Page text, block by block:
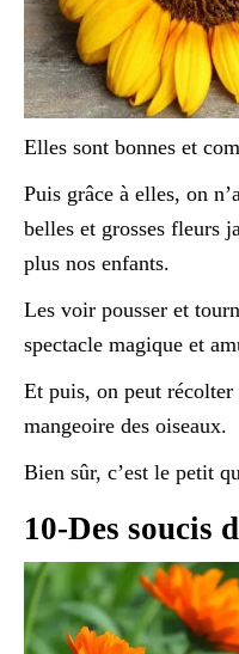
Elles sont bonnes et
Puis grâce à elles, on
belles et grosses fleurs
plus nos enfants.
Les voir pousser et
spectacle magique et
Et puis, on peut
mangeoire des oiseaux.
Bien sûr, c’est le petit
10-Des soucis